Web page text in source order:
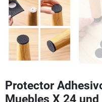
Protector
Muebles X 24 und